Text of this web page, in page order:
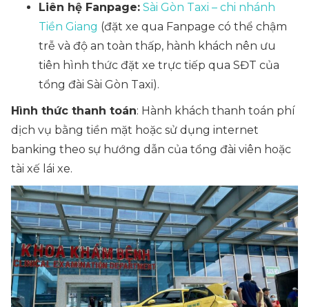
Liên hệ Fanpage: Sài Gòn Taxi – chi nhánh
Tiền Giang (đặt xe qua Fanpage có thể chậm
trễ và độ an toàn thấp, hành khách nên ưu
tiên hình thức đặt xe trực tiếp qua SĐT của
tổng đài Sài Gòn Taxi).
Hình thức thanh toán: Hành khách thanh toán phí
dịch vụ bằng tiền mặt hoặc sử dụng internet
banking theo sự hướng dẫn của tổng đài viên hoặc
tài xế lái xe.